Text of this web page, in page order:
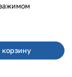
корзину